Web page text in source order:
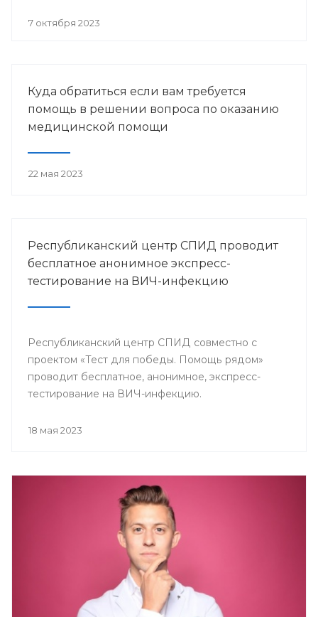
7 октября 2023
Куда обратиться если вам требуется
помощь в решении вопроса по оказанию
медицинской помощи
22 мая 2023
Республиканский центр СПИД проводит
бесплатное анонимное экспресс-
тестирование на ВИЧ-инфекцию
Республиканский центр СПИД совместно с
проектом «Тест для победы. Помощь рядом»
проводит бесплатное, анонимное, экспресс-
тестирование на ВИЧ-инфекцию.
18 мая 2023